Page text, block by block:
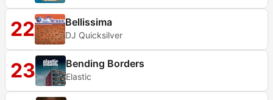
22 Bellissima
DJ Quicksilver
23 Bending Borders
Elastic